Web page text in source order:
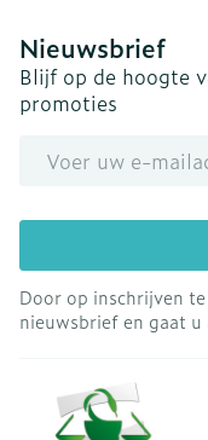
Nieuwsbrief
Blijf op de hoogte
promoties
Door op inschrijven
nieuwsbrief en gaat